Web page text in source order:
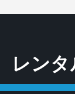
レンタ